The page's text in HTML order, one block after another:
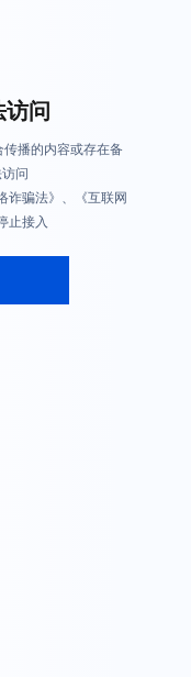
访问
播的内容或存在备
问
诈骗法》、《互联网
止接入